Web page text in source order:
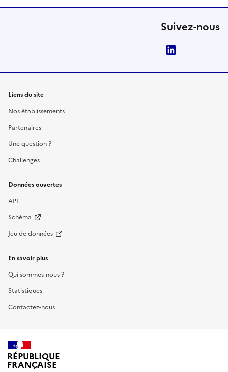
Suivez-nous
Liens du site
Nos établissements
Partenaires
Une question ?
Challenges
Données ouvertes
API
Schéma
Jeu de données
En savoir plus
Qui sommes-nous ?
Statistiques
Contactez-nous
RÉPUBLIQUE
FRANÇAISE